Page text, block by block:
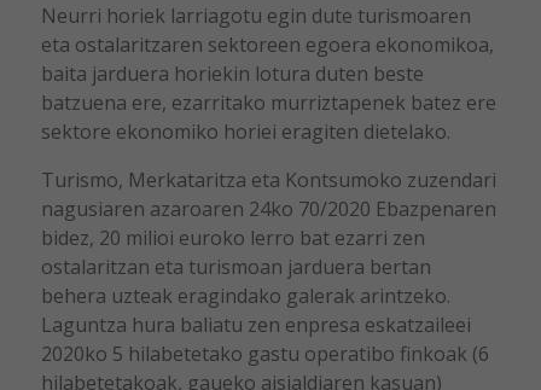
Neurri horiek larriagotu egin dute turismoaren
eta ostalaritzaren sektoreen egoera ekonomikoa,
baita jarduera horiekin lotura duten beste
batzuena ere, ezarritako murriztapenek batez ere
sektore ekonomiko horiei eragiten dietelako.
Turismo, Merkataritza eta Kontsumoko zuzendari
nagusiaren azaroaren 24ko 70/2020 Ebazpenaren
bidez, 20 milioi euroko lerro bat ezarri zen
ostalaritzan eta turismoan jarduera bertan
behera uzteak eragindako galerak arintzeko.
Laguntza hura baliatu zen enpresa eskatzaileei
2020ko 5 hilabetetako gastu operatibo finkoak (6
hilabetetakoak, gaueko aisialdiaren kasuan)